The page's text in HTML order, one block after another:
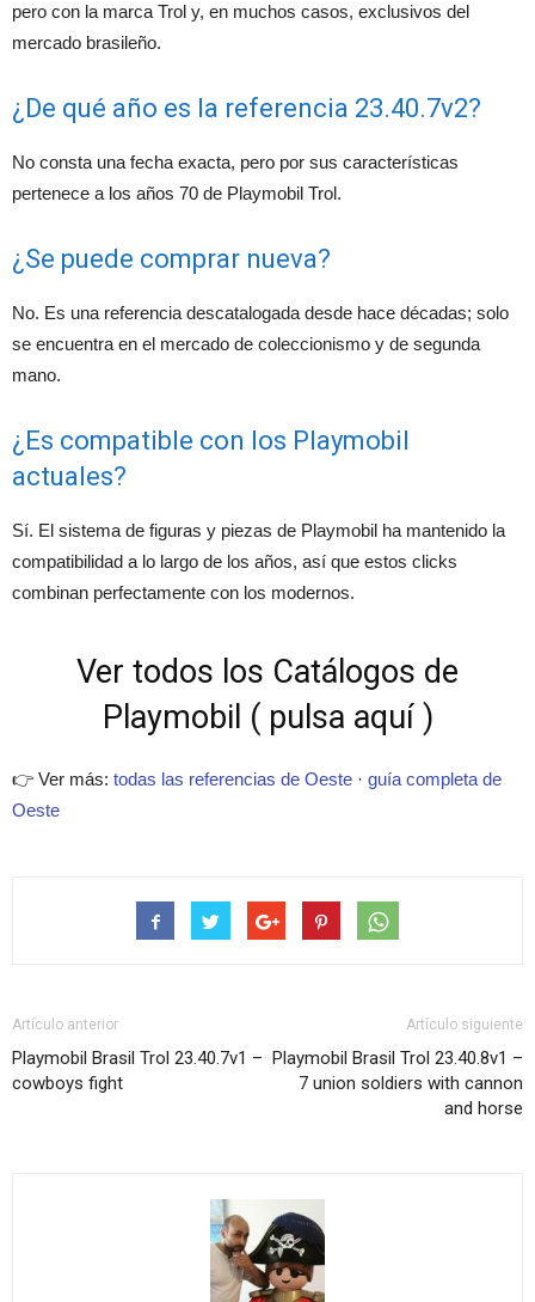
pero con la marca Trol y, en muchos casos, exclusivos del
mercado brasileño.
¿De qué año es la referencia 23.40.7v2?
No consta una fecha exacta, pero por sus características
pertenece a los años 70 de Playmobil Trol.
¿Se puede comprar nueva?
No. Es una referencia descatalogada desde hace décadas; solo
se encuentra en el mercado de coleccionismo y de segunda
mano.
¿Es compatible con los Playmobil
actuales?
Sí. El sistema de figuras y piezas de Playmobil ha mantenido la
compatibilidad a lo largo de los años, así que estos clicks
combinan perfectamente con los modernos.
Ver todos los Catálogos de
Playmobil ( pulsa aquí )
👉 Ver más: todas las referencias de Oeste · guía completa de
Oeste
Artículo anterior
Playmobil Brasil Trol 23.40.7v1 –
cowboys fight
Artículo siguiente
Playmobil Brasil Trol 23.40.8v1 –
7 union soldiers with cannon
and horse